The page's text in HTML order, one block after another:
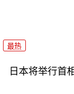
最热
日本将举行首